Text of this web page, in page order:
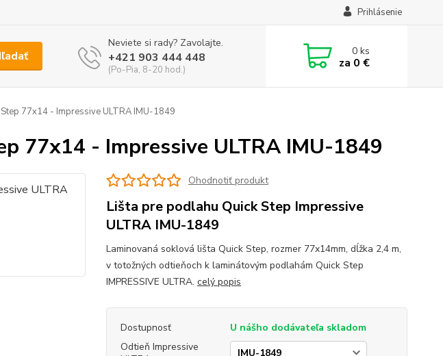
Prihlásenie
Neviete si rady? Zavolajte.
+421 903 444 448
(Po-Pia, 8-20 hod.)
0ks
za 0 €
77x14 - Impressive ULTRA IMU-1849
77x14 - Impressive ULTRA IMU-1849
Ohodnotiť produkt
Lišta pre podlahu Quick Step Impressive
ULTRA IMU-1849
Laminovaná soklová lišta Quick Step, rozmer 77x14mm, dĺžka 2,4 m,
v totožných odtieňoch k laminátovým podlahám Quick Step
IMPRESSIVE ULTRA. celý popis
Dostupnosť
U nášho dodávateľa skladom
Odtieň Impressive